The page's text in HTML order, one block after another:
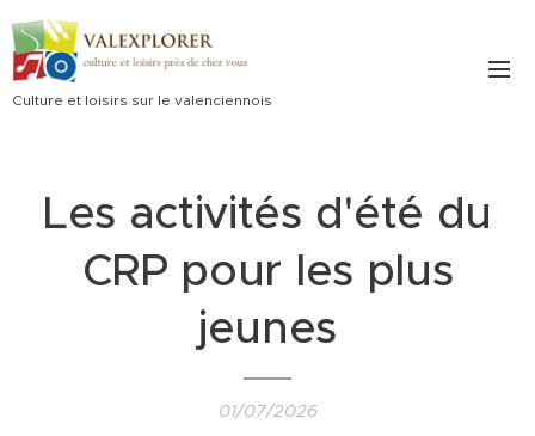
Culture et loisirs sur le valenciennois
Les activités d'été du
CRP pour les plus
jeunes
01/07/2026